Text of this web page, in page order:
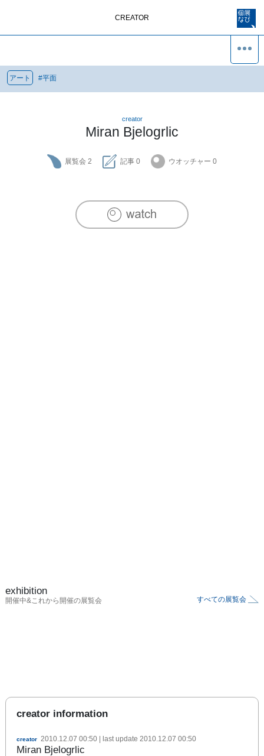
CREATOR
アート #平面
creator
Miran Bjelogrlic
展覧会 2 記事 0 ウオッチャー 0
exhibition
開催中&これから開催の展覧会 すべての展覧会
creator information
creator 2010.12.07 00:50 | last update 2010.12.07 00:50
Miran Bjelogrlic